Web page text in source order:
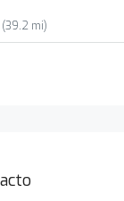
(39.2 mi)